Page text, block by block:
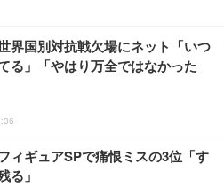
界国別対抗戦欠場にネット「いつ
る」「やはり万全ではなかった
ィギュアSPで痛恨ミスの3位「す
る」